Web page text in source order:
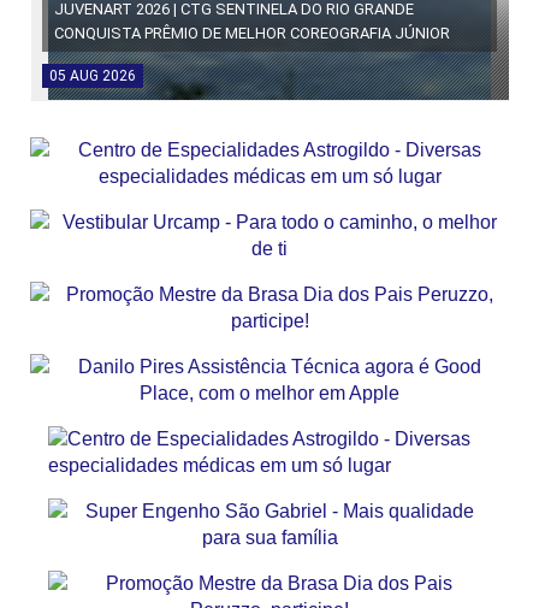
JUVENART 2026 | CTG SENTINELA DO RIO GRANDE
CONQUISTA PRÊMIO DE MELHOR COREOGRAFIA JÚNIOR
05 AUG 2026